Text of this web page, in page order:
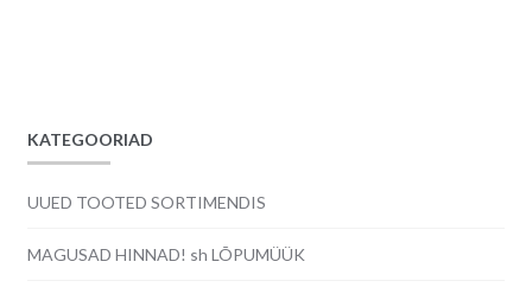
KATEGOORIAD
UUED TOOTED SORTIMENDIS
MAGUSAD HINNAD! sh LÕPUMÜÜK